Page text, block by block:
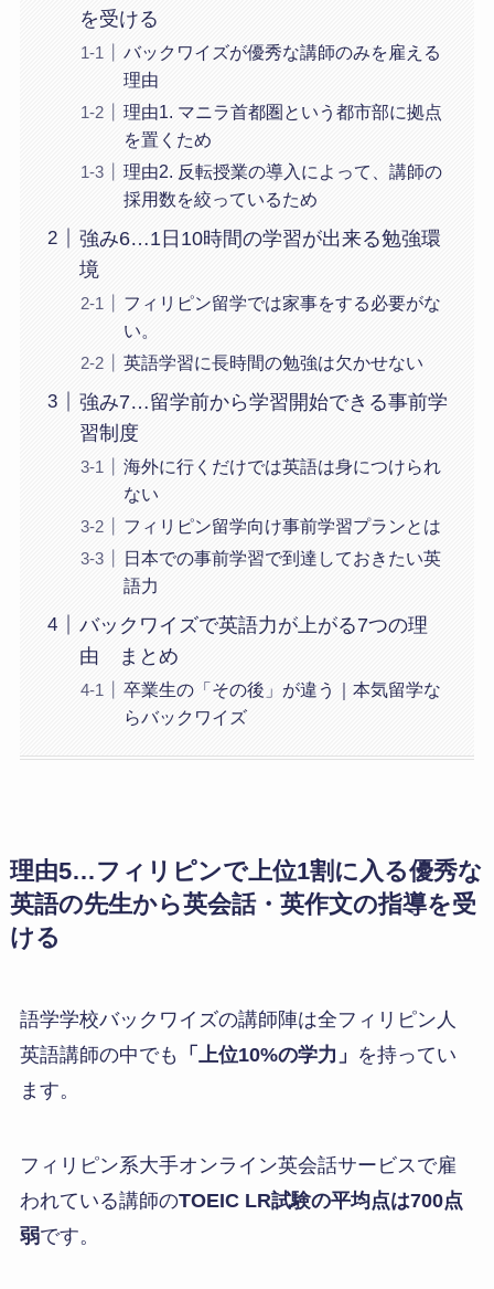
を受ける
バックワイズが優秀な講師のみを雇える
理由
理由1. マニラ首都圏という都市部に拠点
を置くため
理由2. 反転授業の導入によって、講師の
採用数を絞っているため
強み6…1日10時間の学習が出来る勉強環
境
フィリピン留学では家事をする必要がな
い。
英語学習に長時間の勉強は欠かせない
強み7…留学前から学習開始できる事前学
習制度
海外に行くだけでは英語は身につけられ
ない
フィリピン留学向け事前学習プランとは
日本での事前学習で到達しておきたい英
語力
バックワイズで英語力が上がる7つの理
由 まとめ
卒業生の「その後」が違う｜本気留学な
らバックワイズ
理由5…フィリピンで上位1割に入る優秀な
英語の先生から英会話・英作文の指導を受
ける
語学学校バックワイズの講師陣は全フィリピン人
英語講師の中でも
「上位10%の学力」 を持ってい
ます。
フィリピン系大手オンライン英会話サービスで雇
われている講師のTOEIC LR試験の平均点は700点
弱です。